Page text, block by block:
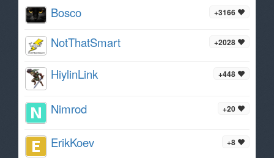
+3166
Bosco
+2028
NotThatSmart
+448
HiylinLink
+20
Nimrod
+8
ErikKoev